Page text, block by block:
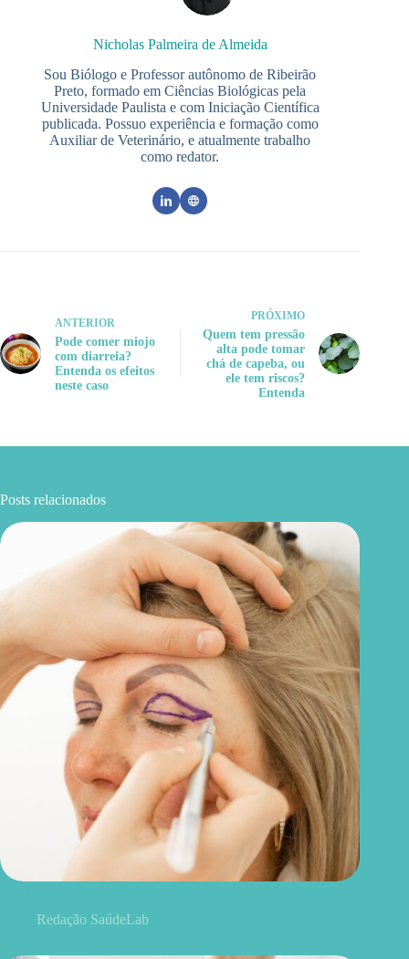
Nicholas Palmeira de Almeida
Sou Biólogo e Professor autônomo de Ribeirão
Preto, formado em Ciências Biológicas pela
Universidade Paulista e com Iniciação Científica
publicada. Possuo experiência e formação como
Auxiliar de Veterinário, e atualmente trabalho
como redator.
ANTERIOR
Pode comer miojo
com diarreia?
Entenda os efeitos
neste caso
PRÓXIMO
Quem tem pressão
alta pode tomar
chá de capeba, ou
ele tem riscos?
Entenda
Posts relacionados
Redação SaúdeLab